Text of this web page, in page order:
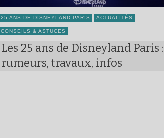
25 ANS DE DISNEYLAND PARIS ACTUALITÉS
CONSEILS & ASTUCES
Les 25 ans de Disneyland Paris :
rumeurs, travaux, infos